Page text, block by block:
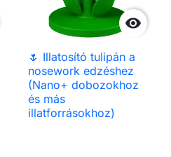

🌷 Illatosító tulipán a
nosework edzéshez
(Nano+ dobozokhoz
és más
illatforrásokhoz)